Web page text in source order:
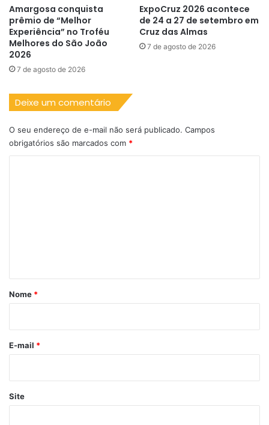
Amargosa conquista
prêmio de “Melhor
Experiência” no Troféu
Melhores do São João
2026
7 de agosto de 2026
ExpoCruz 2026 acontece
de 24 a 27 de setembro em
Cruz das Almas
7 de agosto de 2026
Deixe um comentário
O seu endereço de e-mail não será publicado. Campos
obrigatórios são marcados com *
r
*
Nome *
E-mail *
Site